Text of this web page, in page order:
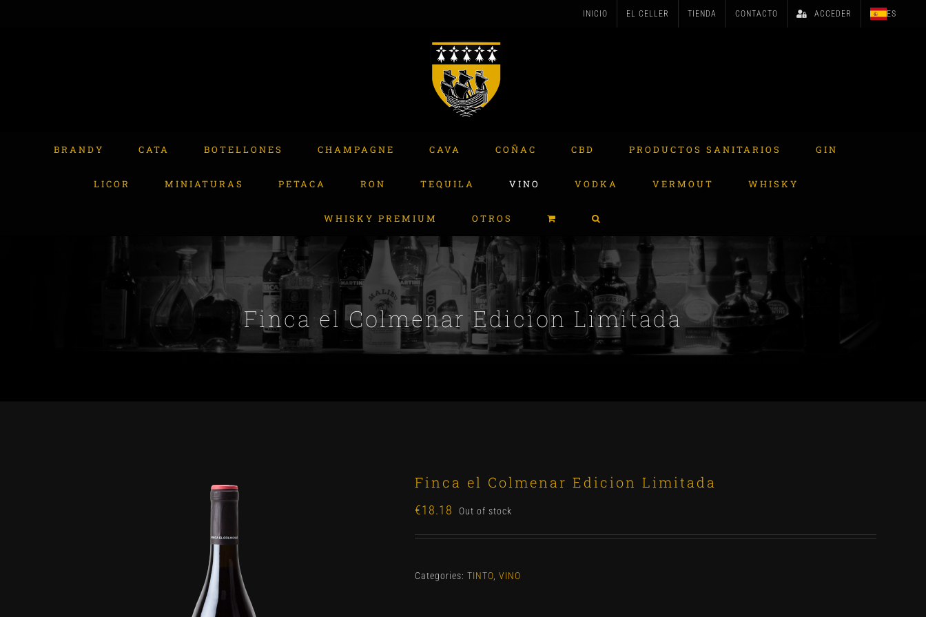
INICIO EL CELLER TIENDA CONTACTO ACCEDER ES
BRANDY CATA BOTELLONES CHAMPAGNE CAVA COÑAC CBD PRODUCTOS SANITARIOS GIN
LICOR MINIATURAS PETACA RON TEQUILA VINO VODKA VERMOUT WHISKY
WHISKY PREMIUM OTROS
Finca el Colmenar Edicion Limitada
Finca el Colmenar Edicion Limitada
€18.18 Out of stock
Categories: TINTO VINO